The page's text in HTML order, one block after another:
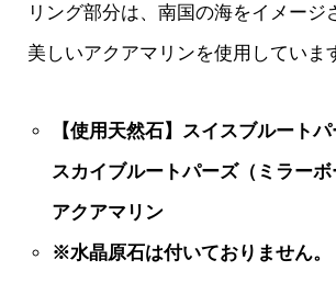
リング部分は、南国の海をイメージ
美しいアクアマリンを使用していま
【使用天然石】スイスブルート
スカイブルートパーズ（ミラー
アクアマリン
※水晶原石は付いておりません。